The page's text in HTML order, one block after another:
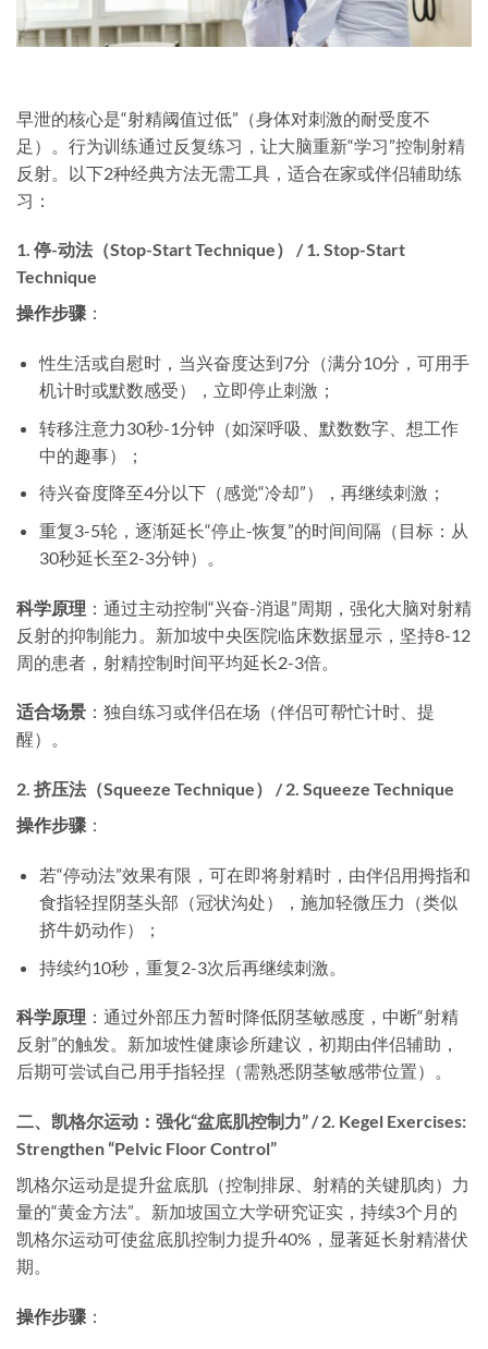
早泄的核心是“射精阈值过低”（身体对刺激的耐受度不
足）。行为训练通过反复练习，让大脑重新“学习”控制射精
反射。以下2种经典方法无需工具，适合在家或伴侣辅助练
习：
1. 停-动法（Stop-Start Technique） / 1. Stop-Start
Technique
操作步骤 ​：
性生活或自慰时，当兴奋度达到7分（满分10分，可用手
机计时或默数感受），立即停止刺激；
转移注意力30秒-1分钟（如深呼吸、默数数字、想工作
中的趣事）；
待兴奋度降至4分以下（感觉“冷却”），再继续刺激；
重复3-5轮，逐渐延长“停止-恢复”的时间间隔（目标：从
30秒延长至2-3分钟）。
科学原理 ​：通过主动控制“兴奋-消退”周期，强化大脑对射精
反射的抑制能力。新加坡中央医院临床数据显示，坚持8-12
周的患者，射精控制时间平均延长2-3倍。
适合场景 ​：独自练习或伴侣在场（伴侣可帮忙计时、提
醒）。
2. 挤压法（Squeeze Technique） / 2. Squeeze Technique
操作步骤 ​：
若“停动法”效果有限，可在即将射精时，由伴侣用拇指和
食指轻捏阴茎头部（冠状沟处），施加轻微压力（类似
挤牛奶动作）；
持续约10秒，重复2-3次后再继续刺激。
科学原理 ​：通过外部压力暂时降低阴茎敏感度，中断“射精
反射”的触发。新加坡性健康诊所建议，初期由伴侣辅助，
后期可尝试自己用手指轻捏（需熟悉阴茎敏感带位置）。
二、凯格尔运动：强化“盆底肌控制力” / 2. Kegel Exercises:
Strengthen “Pelvic Floor Control”
凯格尔运动是提升盆底肌（控制排尿、射精的关键肌肉）力
量的“黄金方法”。新加坡国立大学研究证实，持续3个月的
凯格尔运动可使盆底肌控制力提升40%，显著延长射精潜伏
期。
操作步骤 ​：